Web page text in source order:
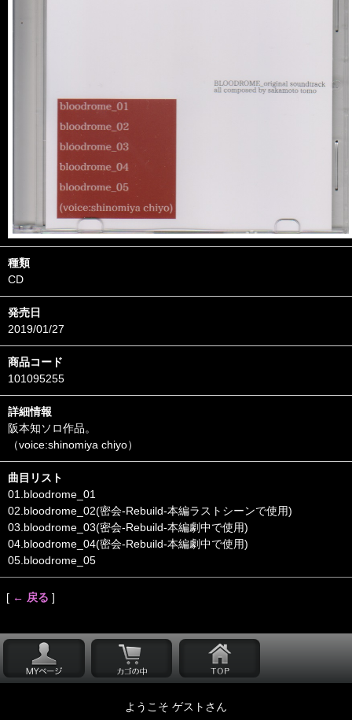
種類
CD
発売日
2019/01/27
商品コード
101095255
詳細情報
阪本知ソロ作品。
（voice:shinomiya chiyo）
曲目リスト
01.bloodrome_01
02.bloodrome_02(密会-Rebuild-本編ラストシーンで使用)
03.bloodrome_03(密会-Rebuild-本編劇中で使用)
04.bloodrome_04(密会-Rebuild-本編劇中で使用)
05.bloodrome_05
[ ← 戻る ]
ようこそ ゲストさん